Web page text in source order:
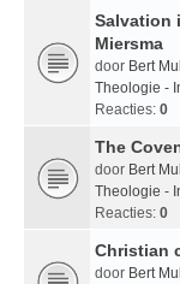
Salvation
Miersma
door Bert
Theologie -
Reacties: 0
The
door Bert
Theologie -
Reacties: 0
Christian
door Bert